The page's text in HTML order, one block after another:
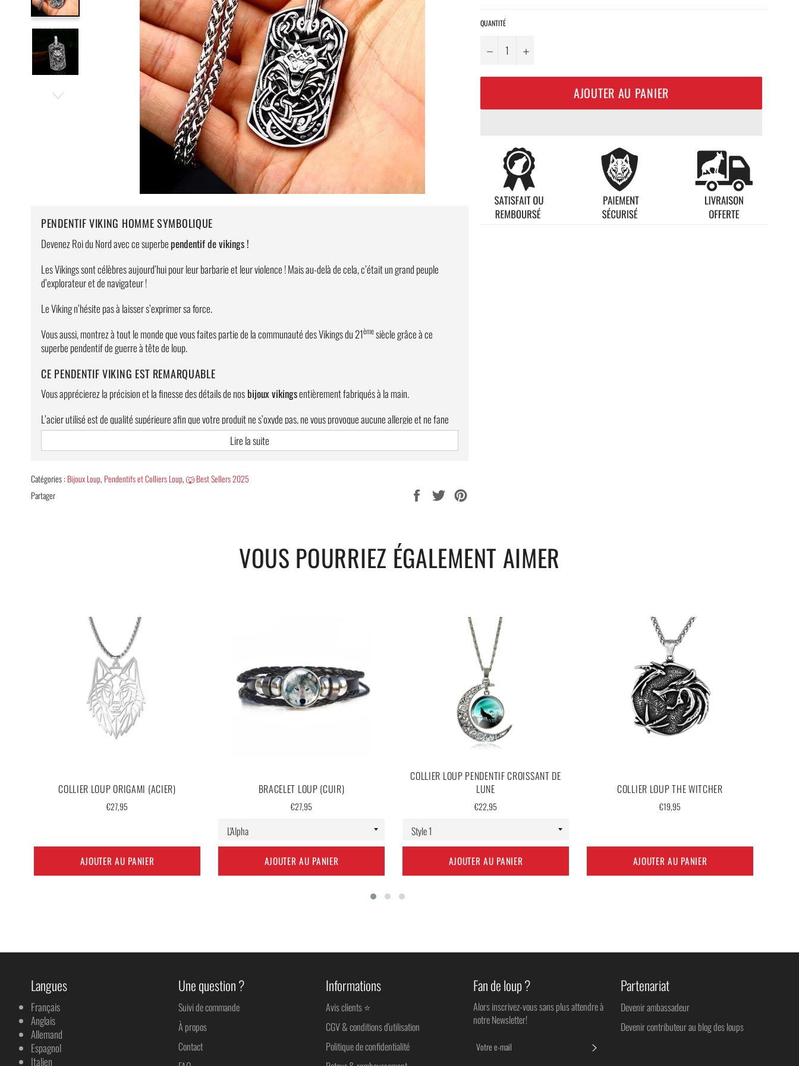
PENDENTIF VIKING HOMME SYMBOLIQUE
Devenez Roi du Nord avec ce superbe pendentif de vikings !
Les Vikings sont célèbres aujourd’hui pour leur barbarie et leur violence ! Mais au-delà de cela, c’était un grand peuple
d’explorateur et de navigateur !
Le Viking n’hésite pas à laisser s’exprimer sa force.
Vous aussi, montrez à tout le monde que vous faites partie de la communauté des Vikings du 21èmesiècle grâce à ce
superbe pendentif de guerre à tête de loup.
CE PENDENTIF VIKING EST REMARQUABLE
Vous apprécierez la précision et la finesse des détails de nos bijoux vikingsentièrement fabriqués à la main.
L’acier utilisé est de qualité supérieure afin que votre produit ne s’oxyde pas, ne vous provoque aucune allergie et ne fane
pas avec le temps.
exposer leur virilité à travers un bijou remarquable.
Nous vous offrons également une chaîne épaisse de qualité qui accompagnera parfaitement vos
bijoux vikings.
Inoxydable, antirouille et antiallergique
Lire la suite
Catégories : Bijoux Loup, Pendentifs et Colliers Loup,🐺 Best Sellers 2025
Partager
Partager Tweeter
QUANTITÉ
− +
AJOUTER AU PANIER
VOUS POURRIEZ ÉGALEMENT AIMER
COLLIER LOUP ORIGAMI (ACIER)
Prix
€27,95
AJOUTER AU PANIER
BRACELET LOUP (CUIR)
Prix
€27,95
AJOUTER AU PANIER
COLLIER LOUP PENDENTIF CROISSANT DE
LUNE
Prix
€22,95
AJOUTER AU PANIER
COLLIER LOUP THE WITCHER
Prix
€19,95
AJOUTER AU PANIER
Langues
Français
Anglais
Allemand
Espagnol
Italien
Une question ?
Suivi de commande
À propos
Contact
Informations
Avis clients ⭐
CGV & conditions d'utilisation
Politique de confidentialité
Fan de loup ?
Alors inscrivez-vous sans plus attendre à
notre Newsletter!
Partenariat
Devenir ambassadeur
Devenir contributeur au blog des loups